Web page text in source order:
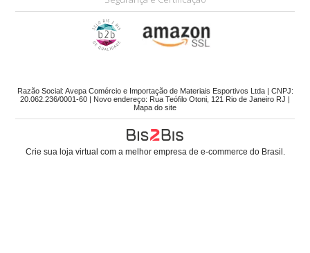
Razão Social: Avepa Comércio e Importação de Materiais Esportivos Ltda | CNPJ:
20.062.236/0001-60 | Novo endereço: Rua Teófilo Otoni, 121 Rio de Janeiro RJ |
Mapa do site
Crie sua loja virtual com a melhor empresa de e-commerce do Brasil.